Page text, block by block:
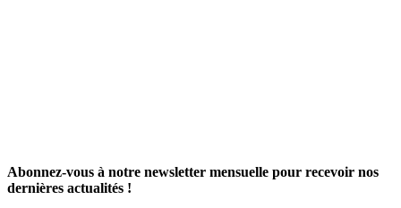
Abonnez-vous à notre newsletter mensuelle pour recevoir nos
dernières actualités !